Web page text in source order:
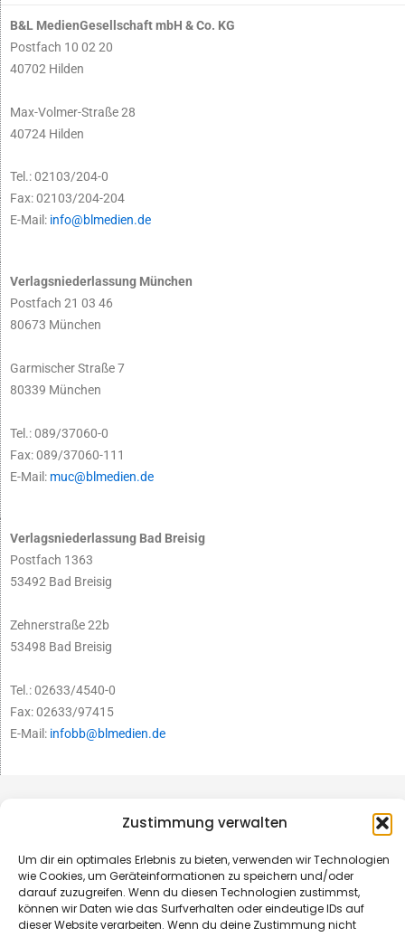
Zustimmung verwalten
Um dir ein optimales Erlebnis zu bieten, verwenden wir Technologien
wie Cookies, um Geräteinformationen zu speichern und/oder
darauf zuzugreifen. Wenn du diesen Technologien zustimmst,
können wir Daten wie das Surfverhalten oder eindeutige IDs auf
dieser Website verarbeiten. Wenn du deine Zustimmung nicht
B&L MedienGesellschaft mbH & Co. KG
Postfach 10 02 20
40702 Hilden
Max-Volmer-Straße 28
40724 Hilden
Tel.: 02103/204-0
Fax: 02103/204-204
E-Mail: info@blmedien.de
Verlagsniederlassung München
Postfach 21 03 46
80673 München
Garmischer Straße 7
80339 München
Tel.: 089/37060-0
Fax: 089/37060-111
E-Mail: muc@blmedien.de
Verlagsniederlassung Bad Breisig
Postfach 1363
53492 Bad Breisig
Zehnerstraße 22b
53498 Bad Breisig
Tel.: 02633/4540-0
Fax: 02633/97415
E-Mail: infobb@blmedien.de